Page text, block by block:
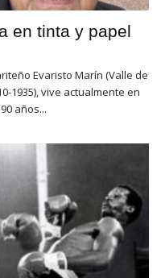
en tinta y papel
Evaristo Marín (Valle de
1935), vive actualmente en
años...